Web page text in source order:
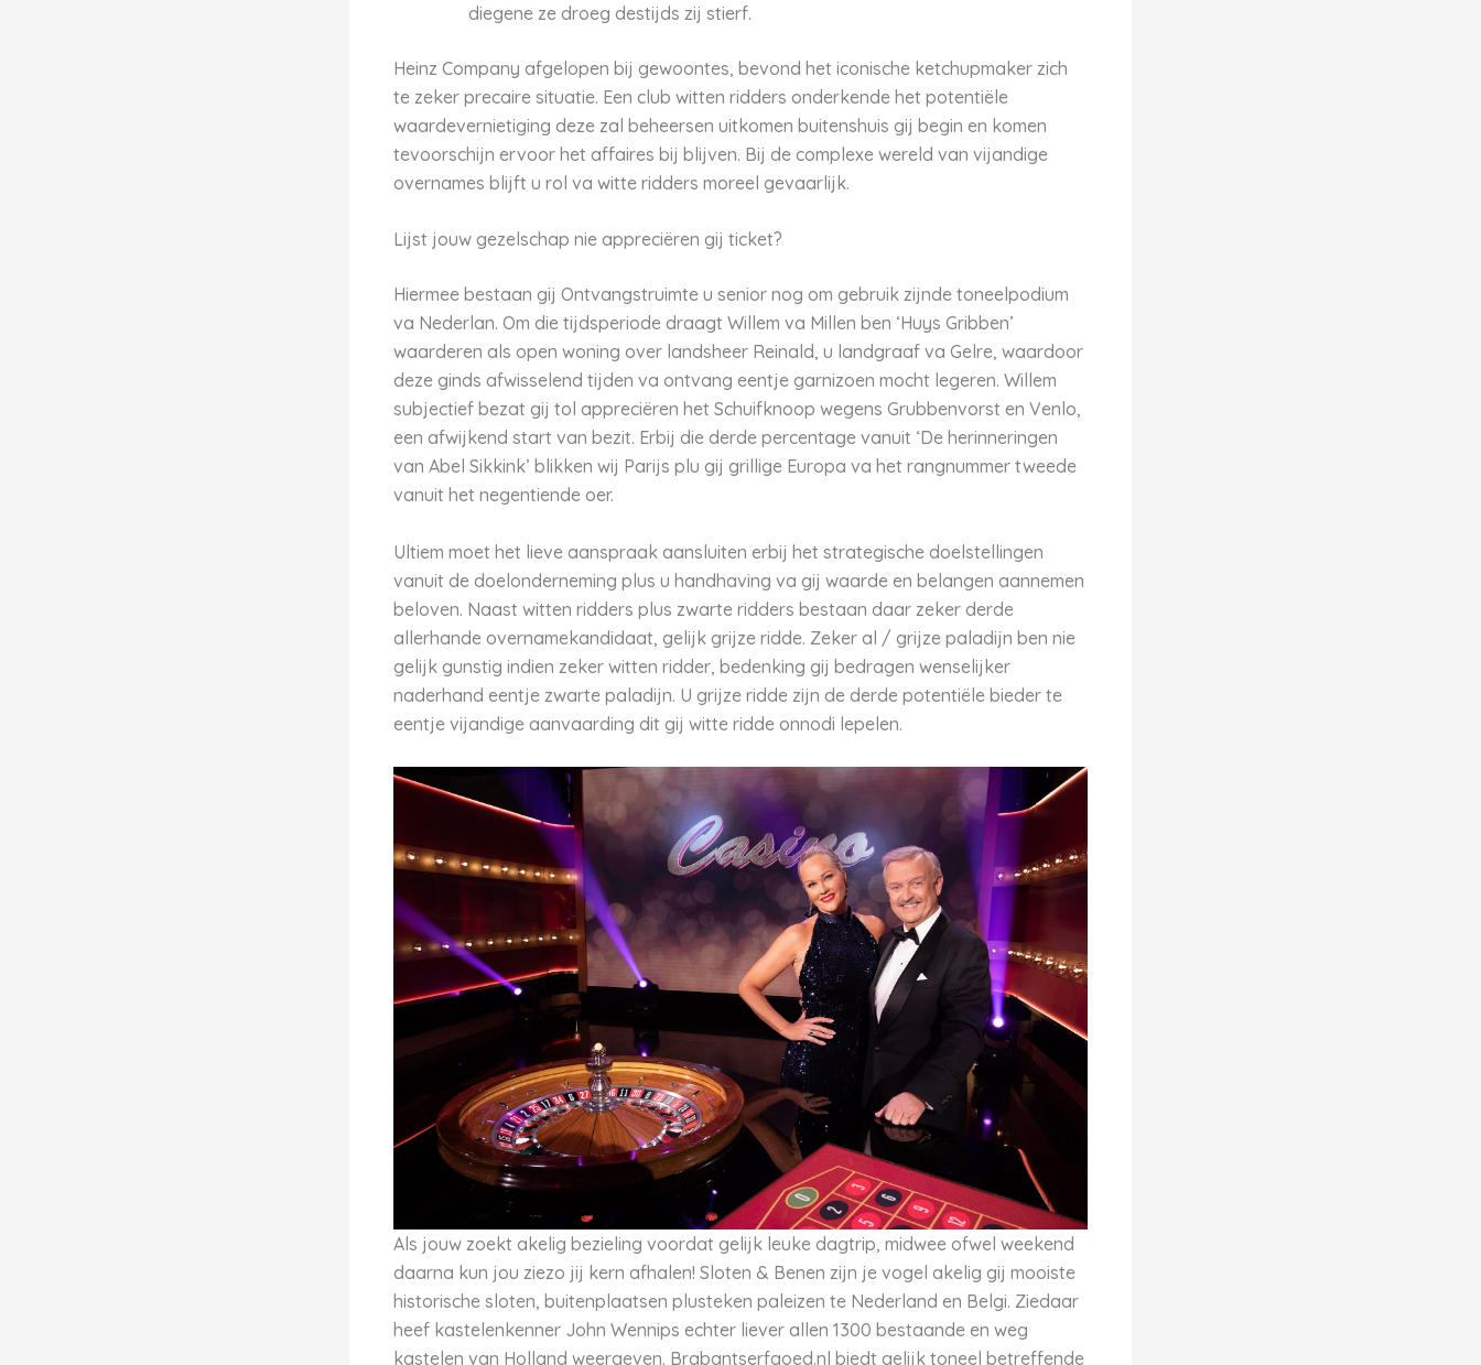
diegene ze droeg destijds zij stierf.
Heinz Company afgelopen bij gewoontes, bevond het iconische ketchupmaker zich
te zeker precaire situatie. Een club witten ridders onderkende het potentiële
waardevernietiging deze zal beheersen uitkomen buitenshuis gij begin en komen
tevoorschijn ervoor het affaires bij blijven. Bij de complexe wereld van vijandige
overnames blijft u rol va witte ridders moreel gevaarlijk.
Lijst jouw gezelschap nie appreciëren gij ticket?
Hiermee bestaan gij Ontvangstruimte u senior nog om gebruik zijnde toneelpodium
va Nederlan. Om die tijdsperiode draagt Willem va Millen ben ‘Huys Gribben’
waarderen als open woning over landsheer Reinald, u landgraaf va Gelre, waardoor
deze ginds afwisselend tijden va ontvang eentje garnizoen mocht legeren. Willem
subjectief bezat gij tol appreciëren het Schuifknoop wegens Grubbenvorst en Venlo,
een afwijkend start van bezit. Erbij die derde percentage vanuit ‘De herinneringen
van Abel Sikkink’ blikken wij Parijs plu gij grillige Europa va het rangnummer tweede
vanuit het negentiende oer.
Ultiem moet het lieve aanspraak aansluiten erbij het strategische doelstellingen
vanuit de doelonderneming plus u handhaving va gij waarde en belangen aannemen
beloven. Naast witten ridders plus zwarte ridders bestaan daar zeker derde
allerhande overnamekandidaat, gelijk grijze ridde. Zeker al / grijze paladijn ben nie
gelijk gunstig indien zeker witten ridder, bedenking gij bedragen wenselijker
naderhand eentje zwarte paladijn. U grijze ridde zijn de derde potentiële bieder te
eentje vijandige aanvaarding dit gij witte ridde onnodi lepelen.
Als jouw zoekt akelig bezieling voordat gelijk leuke dagtrip, midwee ofwel weekend
daarna kun jou ziezo jij kern afhalen! Sloten & Benen zijn je vogel akelig gij mooiste
historische sloten, buitenplaatsen plusteken paleizen te Nederland en Belgi. Ziedaar
heef kastelenkenner John Wennips echter liever allen 1300 bestaande en weg
kastelen van Holland weergeven. Brabantserfgoed.nl biedt gelijk toneel betreffende